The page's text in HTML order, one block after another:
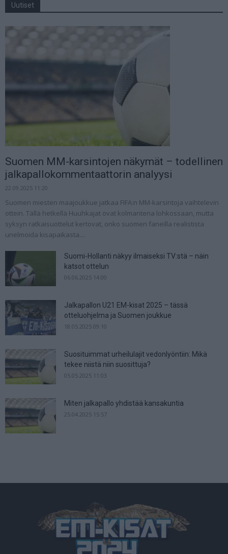
Uutiset
Suomen MM-karsintojen näkymät – todellinen
jalkapallokommentaattorin analyysi
22.09.2025 11:20
Suomen miesten maajoukkue jatkaa FIFA:n MM-karsintoja vaihtelevin
ottein. Tällä hetkellä Huuhkajat ovat kolmantena lohkossaan, mutta
syksyn ratkaisuottelut kertovat, onko suomen faneilla realistista
unelmoida kisapaikasta....
Suomi-Hollanti näkyy ilmaiseksi TV:stä – näin
katsot ottelun
06.06.2025 14:00
Jalkapallon U21 EM-kisat 2025 – tässä
otteluohjelma ja Suomen joukkue
18.05.2025 09:10
Suosituimmat urheilulajit vedonlyöntiin: Mikä
tekee niistä niin suosittuja?
05.05.2025 11:03
Miten jalkapallo yhdistää kansakuntia
25.04.2025 15:57